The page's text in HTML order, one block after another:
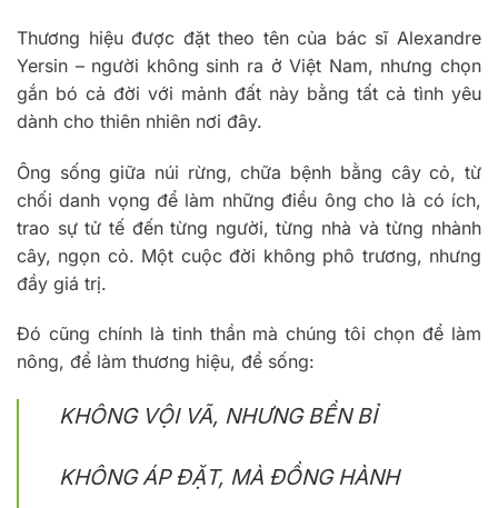
Thương hiệu được đặt theo tên của bác sĩ Alexandre
Yersin – người không sinh ra ở Việt Nam, nhưng chọn
gắn bó cả đời với mảnh đất này bằng tất cả tình yêu
dành cho thiên nhiên nơi đây.
Ông sống giữa núi rừng, chữa bệnh bằng cây cỏ, từ
chối danh vọng để làm những điều ông cho là có ích,
trao sự tử tế đến từng người, từng nhà và từng nhành
cây, ngọn cỏ. Một cuộc đời không phô trương, nhưng
đầy giá trị.
Đó cũng chính là tinh thần mà chúng tôi chọn để làm
nông, để làm thương hiệu, để sống:
KHÔNG VỘI VÃ, NHƯNG BỀN BỈ
KHÔNG ÁP ĐẶT, MÀ ĐỒNG HÀNH